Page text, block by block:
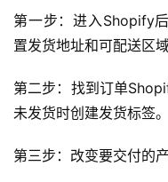
第一步：进入Shopify
置发货地址和可配送区
第二步：找到订单
未发货时创建发货标签。
第三步：改变要交付的